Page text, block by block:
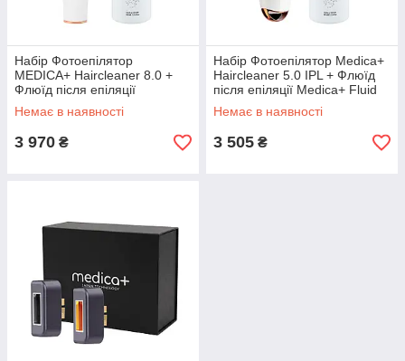
Набір Фотоепілятор
MEDICA+ Haircleaner 8.0 +
Флюїд після епіляції
MEDICA+ Fluid after epilation
Немає в наявності
3 970 ₴
Набір Фотоепілятор Medica+
Haircleaner 5.0 IPL + Флюїд
після епіляції Medica+ Fluid
after epilation
Немає в наявності
3 505 ₴